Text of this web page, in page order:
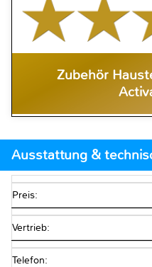
Zubehör
Ausstattung &
Preis:
Vertrieb:
Telefon: